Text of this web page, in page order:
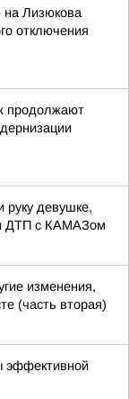
на Лизюкова
отключения
продолжают
руку девушке,
ДТП с КАМАЗом
изменения,
(часть вторая)
эффективной